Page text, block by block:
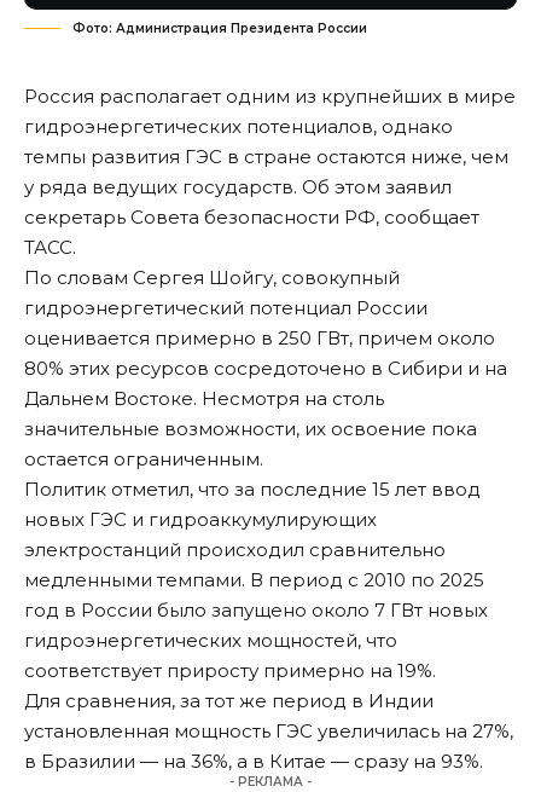
Фото: Администрация Президента России
Россия располагает одним из крупнейших в мире
гидроэнергетических потенциалов, однако
темпы развития ГЭС в стране остаются ниже, чем
у ряда ведущих государств. Об этом заявил
секретарь Совета безопасности РФ, сообщает
ТАСС.
По словам Сергея Шойгу, совокупный
гидроэнергетический потенциал России
оценивается примерно в 250 ГВт, причем около
80% этих ресурсов сосредоточено в Сибири и на
Дальнем Востоке. Несмотря на столь
значительные возможности, их освоение пока
остается ограниченным.
Политик отметил, что за последние 15 лет ввод
новых ГЭС и гидроаккумулирующих
электростанций происходил сравнительно
медленными темпами. В период с 2010 по 2025
год в России было запущено около 7 ГВт новых
гидроэнергетических мощностей, что
соответствует приросту примерно на 19%.
Для сравнения, за тот же период в Индии
установленная мощность ГЭС увеличилась на 27%,
в Бразилии — на 36%, а в Китае — сразу на 93%.
- РЕКЛАМА -